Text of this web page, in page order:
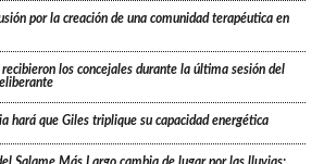
por la creación de una comunidad terapéutica en
los concejales durante la última sesión del
hará que Giles triplique su capacidad energética